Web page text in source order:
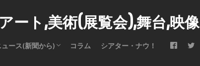
アート,美術(展覧会),舞台,映像
ュース(新聞から) コラム シアター・ナウ！